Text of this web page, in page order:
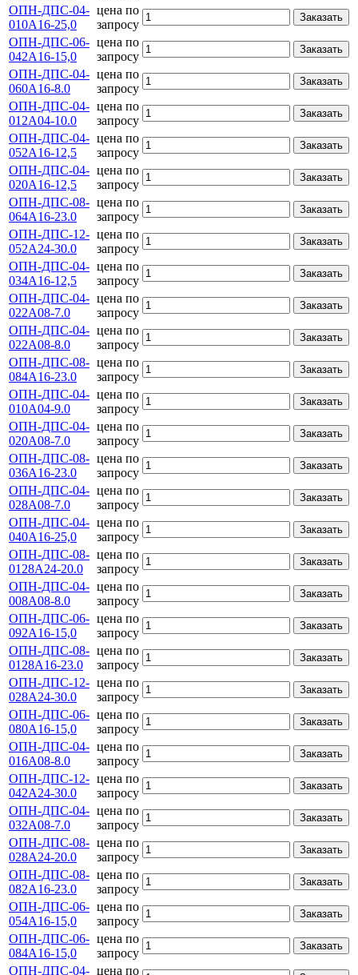
ОПН-ДПС-04-
010А16-25,0
цена по
запросу
Заказать
ОПН-ДПС-06-
042А16-15,0
цена по
запросу
Заказать
ОПН-ДПС-04-
060А16-8.0
цена по
запросу
Заказать
ОПН-ДПС-04-
012А04-10.0
цена по
запросу
Заказать
ОПН-ДПС-04-
052А16-12,5
цена по
запросу
Заказать
ОПН-ДПС-04-
020А16-12,5
цена по
запросу
Заказать
ОПН-ДПС-08-
064А16-23.0
цена по
запросу
Заказать
ОПН-ДПС-12-
052А24-30.0
цена по
запросу
Заказать
ОПН-ДПС-04-
034А16-12,5
цена по
запросу
Заказать
ОПН-ДПС-04-
022А08-7.0
цена по
запросу
Заказать
ОПН-ДПС-04-
022А08-8.0
цена по
запросу
Заказать
ОПН-ДПС-08-
084А16-23.0
цена по
запросу
Заказать
ОПН-ДПС-04-
010А04-9.0
цена по
запросу
Заказать
ОПН-ДПС-04-
020А08-7.0
цена по
запросу
Заказать
ОПН-ДПС-08-
036А16-23.0
цена по
запросу
Заказать
ОПН-ДПС-04-
028А08-7.0
цена по
запросу
Заказать
ОПН-ДПС-04-
040А16-25,0
цена по
запросу
Заказать
ОПН-ДПС-08-
0128А24-20.0
цена по
запросу
Заказать
ОПН-ДПС-04-
008А08-8.0
цена по
запросу
Заказать
ОПН-ДПС-06-
092А16-15,0
цена по
запросу
Заказать
ОПН-ДПС-08-
0128А16-23.0
цена по
запросу
Заказать
ОПН-ДПС-12-
028А24-30.0
цена по
запросу
Заказать
ОПН-ДПС-06-
080А16-15,0
цена по
запросу
Заказать
ОПН-ДПС-04-
016А08-8.0
цена по
запросу
Заказать
ОПН-ДПС-12-
042А24-30.0
цена по
запросу
Заказать
ОПН-ДПС-04-
032А08-7.0
цена по
запросу
Заказать
ОПН-ДПС-08-
028А24-20.0
цена по
запросу
Заказать
ОПН-ДПС-08-
082А16-23.0
цена по
запросу
Заказать
ОПН-ДПС-06-
054А16-15,0
цена по
запросу
Заказать
ОПН-ДПС-06-
084А16-15,0
цена по
запросу
Заказать
ОПН-ДПС-04- цена по